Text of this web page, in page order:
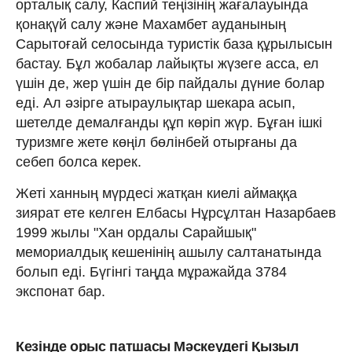
орталық салу, Каспий теңізінің жаға­ла­уында
қонақүй салу және Махамбет ауда­ны­ның
Сарытоғай селосында туристік база құрылысын
бастау. Бұл жобалар лайық­ты жүзеге асса, ел
үшін де, жер үшін де бір пайдалы дүние болар
еді. Ал әзірге аты­раулықтар шекара асып,
шетелде демал­ғанды құп көріп жүр. Бұған ішкі
туризмге жете көңіл бөлінбей отырғаны да
себеп болса керек.
Жеті ханның мүрдесі жатқан киелі аймаққа
зиярат ете келген Елбасы Нұр­сұлтан Назарбаев
1999 жылы "Хан ордалы Сарайшық"
мемориалдық кешені­нің ашы­лу салтанатында
болып еді. Бүгінгі таңда мұ­ражайда 3784
экспонат бар.
Кезінде орыс патшасы Мәскеудегі Қызыл